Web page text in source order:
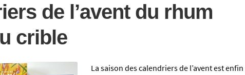
de l’avent du rhum
crible
La saison des calendriers de l’avent est enfin